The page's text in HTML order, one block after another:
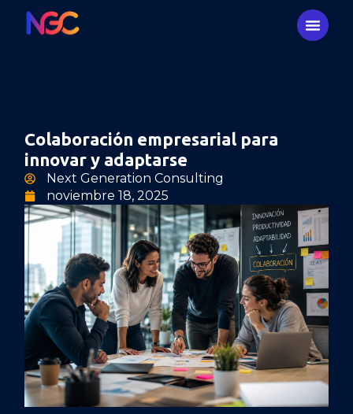
Colaboración empresarial para
innovar y adaptarse
Next Generation Consulting
noviembre 18, 2025